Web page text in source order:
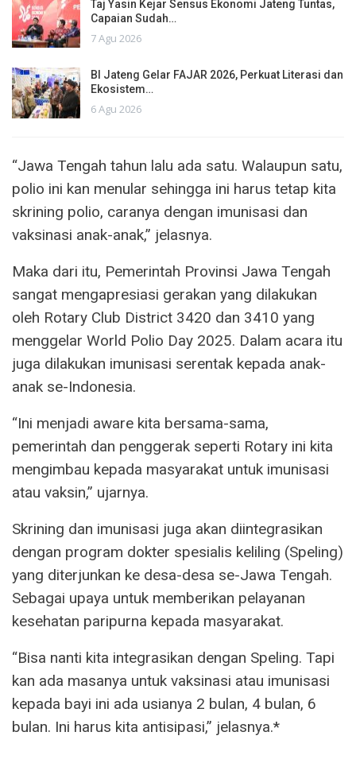
Taj Yasin Kejar Sensus Ekonomi Jateng Tuntas,
Capaian Sudah…
7 Agu 2026
BI Jateng Gelar FAJAR 2026, Perkuat Literasi dan
Ekosistem…
6 Agu 2026
“Jawa Tengah tahun lalu ada satu. Walaupun satu,
polio ini kan menular sehingga ini harus tetap kita
skrining polio, caranya dengan imunisasi dan
vaksinasi anak-anak,” jelasnya.
Maka dari itu, Pemerintah Provinsi Jawa Tengah
sangat mengapresiasi gerakan yang dilakukan
oleh Rotary Club District 3420 dan 3410 yang
menggelar World Polio Day 2025. Dalam acara itu
juga dilakukan imunisasi serentak kepada anak-
anak se-Indonesia.
“Ini menjadi aware kita bersama-sama,
pemerintah dan penggerak seperti Rotary ini kita
mengimbau kepada masyarakat untuk imunisasi
atau vaksin,” ujarnya.
Skrining dan imunisasi juga akan diintegrasikan
dengan program dokter spesialis keliling (Speling)
yang diterjunkan ke desa-desa se-Jawa Tengah.
Sebagai upaya untuk memberikan pelayanan
kesehatan paripurna kepada masyarakat.
“Bisa nanti kita integrasikan dengan Speling. Tapi
kan ada masanya untuk vaksinasi atau imunisasi
kepada bayi ini ada usianya 2 bulan, 4 bulan, 6
bulan. Ini harus kita antisipasi,” jelasnya.*